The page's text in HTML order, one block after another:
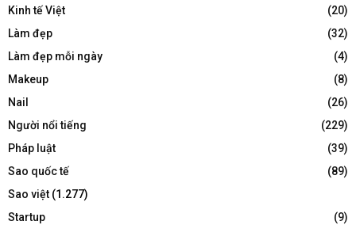
Kinh tế Việt
(20)
Làm đẹp
(32)
Làm đẹp mỗi ngày
(4)
Makeup
(8)
Nail
(26)
Người nổi tiếng
(229)
Pháp luật
(39)
Sao quốc tế
(89)
Sao việt (1.277)
Startup
(9)